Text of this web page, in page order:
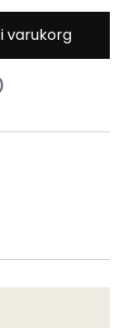
varukorg
parts